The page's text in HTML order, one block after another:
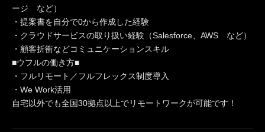
ージ など）
・提案書を自分で0から作成した経験
・クラウドサービスの取り扱い経験（Salesforce、AWS など）
・顧客折衝などコミュニケーションスキル
■ウフルの働き方■
・フルリモート／フルフレックス制度導入
・We Work活用
自宅以外でも全国30拠点以上でリモートワークが可能です！